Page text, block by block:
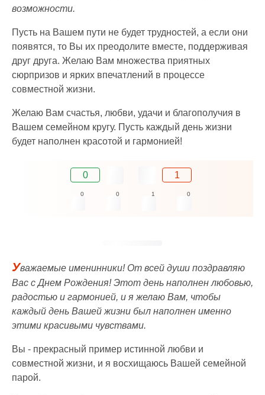
возможности.
Пусть на Вашем пути не будет трудностей, а если они
появятся, то Вы их преодолите вместе, поддерживая
друг друга. Желаю Вам множества приятных
сюрпризов и ярких впечатлений в процессе
совместной жизни.
Желаю Вам счастья, любви, удачи и благополучия в
Вашем семейном кругу. Пусть каждый день жизни
будет наполнен красотой и гармонией!
0 1
0 0 1 0
Уважаемые именинники! От всей души поздравляю
Вас с Днем Рождения! Этот день наполнен любовью,
радостью и гармонией, и я желаю Вам, чтобы
каждый день Вашей жизни был наполнен именно
этими красивыми чувствами.
Вы - прекрасный пример истинной любви и
совместной жизни, и я восхищаюсь Вашей семейной
парой.